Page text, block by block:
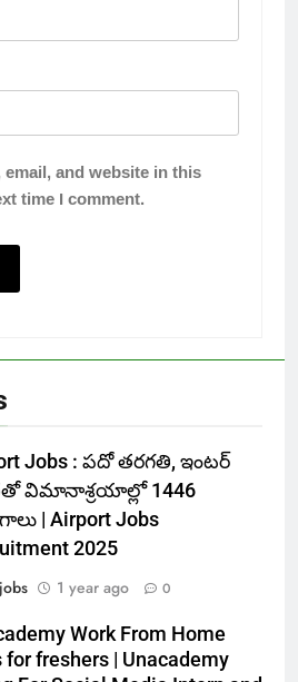
email, and website in this
time I comment.
Jobs : పదో తరగతి, ఇంటర్
విమానాశ్రయాల్లో 1446
| Airport Jobs
2025
1 year ago 0
Work From Home
for freshers | Unacademy